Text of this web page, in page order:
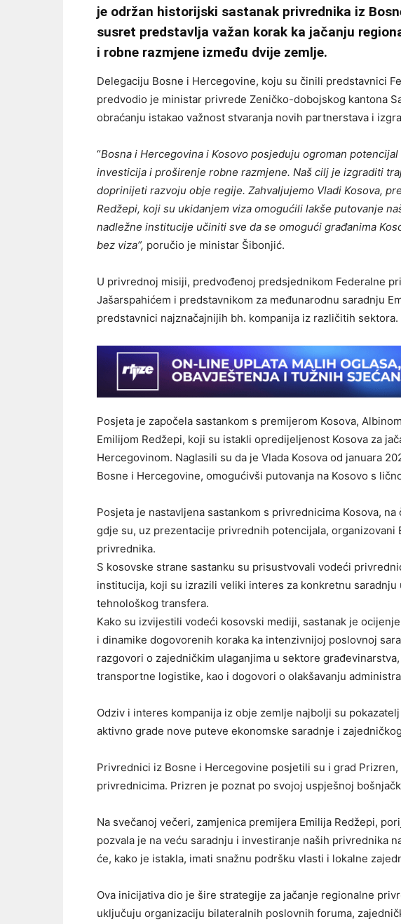
je održan historijski sastanak privrednika iz
susret predstavlja važan korak ka jačanju
i robne razmjene između dvije zemlje.
Delegaciju Bosne i Hercegovine, koju su činili predstavnici
predvodio je ministar privrede Zeničko-dobojskog kantona
obraćanju istakao važnost stvaranja novih partnerstava i
“Bosna i Hercegovina i Kosovo posjeduju ogroman
investicija i proširenje robne razmjene. Naš cilj je izgraditi
doprinijeti razvoju obje regije. Zahvaljujemo Vladi Kosova,
Redžepi, koji su ukidanjem viza omogućili lakše putovanje
nadležne institucije učiniti sve da se omogući građanima
bez viza”, poručio je ministar Šibonjić.
U privrednoj misiji, predvođenoj predsjednikom Federalne
Jašarspahićem i predstavnikom za međunarodnu saradnju
predstavnici najznačajnijih bh. kompanija iz različitih sektora.
Posjeta je započela sastankom s premijerom Kosova,
Emilijom Redžepi, koji su istakli opredijeljenost Kosova za
Hercegovinom. Naglasili su da je Vlada Kosova od januara
Bosne i Hercegovine, omogućivši putovanja na Kosovo s
Posjeta je nastavljena sastankom s privrednicima Kosova,
gdje su, uz prezentacije privrednih potencijala, organizovani
privrednika.
S kosovske strane sastanku su prisustvovali vodeći
institucija, koji su izrazili veliki interes za konkretnu saradnju
tehnološkog transfera.
Kako su izvijestili vodeći kosovski mediji, sastanak je
i dinamike dogovorenih koraka ka intenzivnijoj poslovnoj
razgovori o zajedničkim ulaganjima u sektore
transportne logistike, kao i dogovori o olakšavanju
Odziv i interes kompanija iz obje zemlje najbolji su
aktivno grade nove puteve ekonomske saradnje i
Privrednici iz Bosne i Hercegovine posjetili su i grad
privrednicima. Prizren je poznat po svojoj uspješnoj
Na svečanoj večeri, zamjenica premijera Emilija Redžepi,
pozvala je na veću saradnju i investiranje naših privrednika
će, kako je istakla, imati snažnu podršku vlasti i lokalne
Ova inicijativa dio je šire strategije za jačanje regionalne
uključuju organizaciju bilateralnih poslovnih foruma,